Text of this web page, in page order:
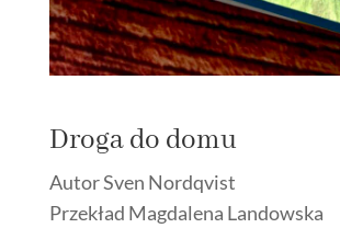
Droga do domu
Autor Sven Nordqvist
Przekład Magdalena Landowska